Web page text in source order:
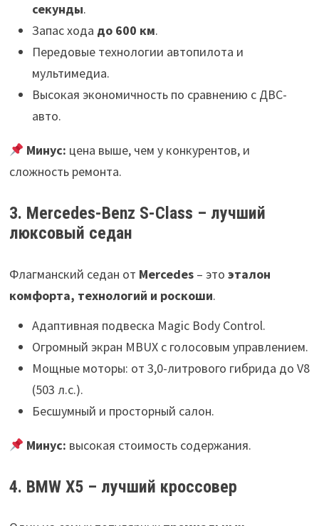
секунды.
Запас хода до 600 км.
Передовые технологии автопилота и
мультимедиа.
Высокая экономичность по сравнению с ДВС-
авто.
Минус: цена выше, чем у конкурентов, и
сложность ремонта.
3. Mercedes-Benz S-Class – лучший
люксовый седан
Флагманский седан от Mercedes– это эталон
комфорта, технологий и роскоши.
Адаптивная подвеска Magic Body Control.
Огромный экран MBUX с голосовым управлением.
Мощные моторы: от 3,0-литрового гибрида до V8
(503 л.с.).
Бесшумный и просторный салон.
Минус: высокая стоимость содержания.
4. BMW X5 – лучший кроссовер